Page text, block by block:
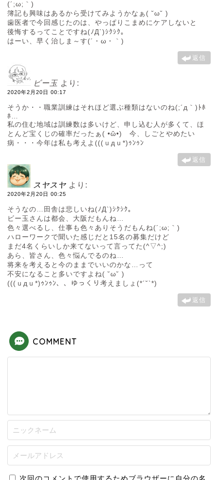
(´;ω;｀)
簿記も興味はあるから受けてみようかなぁ( ˘ω˘ )
歯医者で今回感じたのは、やっぱりこまめにケアしないと
後悔するってことですね(ﾉД`)ｼｸｼｸ。
はーい、早く治しま～す(´・ω・｀)
返信
ビー玉 より:
2020年2月20日 00:17
そうか・・職業訓練はそれほど選ぶ種類はないのね(;´д｀)ﾄﾎ
ﾎ…
私の住む地域は訓練数は多いけど、申し込む人が多くて、ほ
とんど宝くじの確率だったぁ( •ὢ•) 今、しごとやめたい
病・・・今年は私も考えよ(((ｕдｕ*)ｩﾝｩﾝ
返信
スヤスヤ より:
2020年2月20日 00:25
そうなの…田舎は悲しいね(ﾉД`)ｼｸｼｸ。
ビー玉さんは都会、大阪だもんね…
色々選べるし、仕事も色々ありそうだもんね(´;ω;｀)
ハローワークで聞いた感じだと15名の募集だけど
まだ4名くらいしか来てないって言ってた(^▽^;)
あら、皆さん、色々悩んでるのね…
将来を考えると今のままでいいのかな…って
不安になること多いですよね( ˘ω˘ )
(((ｕдｕ*)ｩﾝｩﾝ、、ゆっくり考えましょ(*´˘`*)
返信
COMMENT